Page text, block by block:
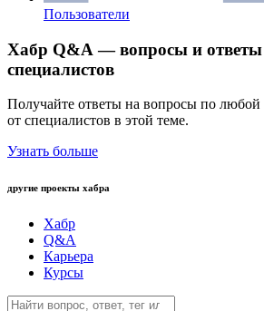
Пользователи
Хабр Q&A — вопросы и ответы
специалистов
Получайте ответы на вопросы по любой
от специалистов в этой теме.
Узнать больше
другие проекты хабра
Хабр
Q&A
Карьера
Курсы